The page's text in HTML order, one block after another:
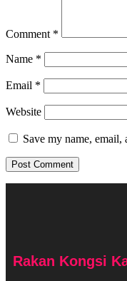
Comment *
Name *
Email *
Website
Save my name,
Rakan Kongsi